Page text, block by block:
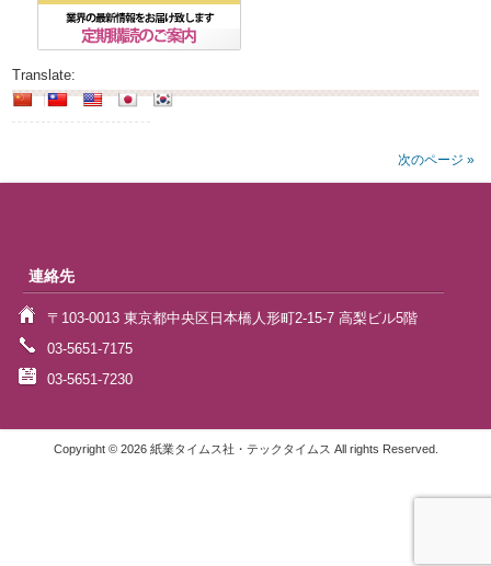
Translate:
次のページ »
連絡先
〒103-0013 東京都中央区日本橋人形町2-15-7 高梨ビル5階
03-5651-7175
03-5651-7230
Copyright © 2026 紙業タイムス社・テックタイムス All rights Reserved.